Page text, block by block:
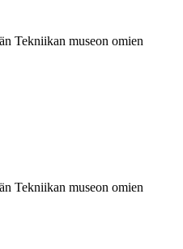
Tekniikan museon omien
Tekniikan museon omien